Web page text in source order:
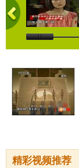
精彩视频推荐